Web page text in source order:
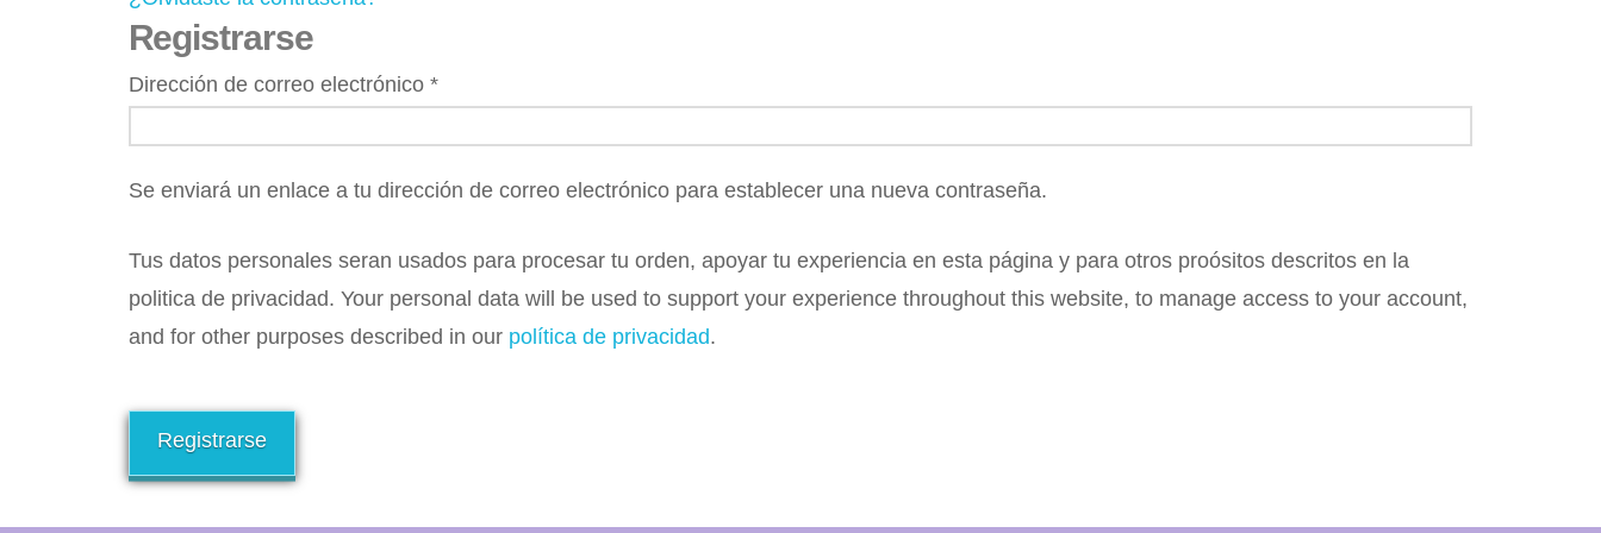
Registrarse
Dirección de correo electrónico *
Se enviará un enlace a tu dirección de correo electrónico para establecer una nueva contraseña.
Tus datos personales seran usados para procesar tu orden, apoyar tu experiencia en esta página y para otros proósitos descritos en la
politica de privacidad. Your personal data will be used to support your experience throughout this website, to manage access to your account,
and for other purposes described in our política de privacidad.
Registrarse